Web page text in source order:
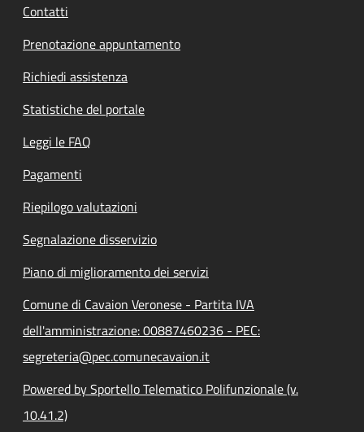
Contatti
Prenotazione appuntamento
Richiedi assistenza
Statistiche del portale
Leggi le FAQ
Pagamenti
Riepilogo valutazioni
Segnalazione disservizio
Piano di miglioramento dei servizi
Comune di Cavaion Veronese - Partita IVA
dell'amministrazione: 00887460236 - PEC:
segreteria@pec.comunecavaion.it
Powered by Sportello Telematico Polifunzionale (v.
10.41.2)